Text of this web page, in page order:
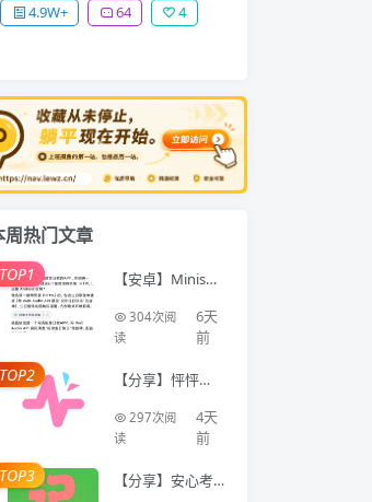
4.9W+ 64 4
周热门文章
TOP1
【安卓】Minis🔥
模型🔥AI写代码
生成应用
304次阅
读
6天
前
TOP2
【分享】怦怦🔥A
恋人多模态互动
聊天工具🔥
297次阅
读
4天
前
TOP3
【分享】安心考